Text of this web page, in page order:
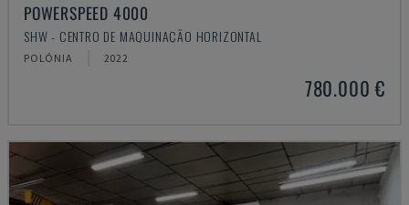
POWERSPEED 4000
SHW - CENTRO DE MAQUINAÇÃO HORIZONTAL
POLÓNIA 2022
780.000 €